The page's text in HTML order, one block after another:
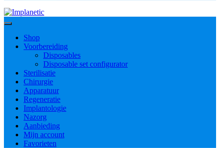
Shop
Voorbereiding
Disposables
Disposable set configurator
Sterilisatie
Chirurgie
Apparatuur
Regeneratie
Implantologie
Nazorg
Aanbieding
Mijn account
Favorieten